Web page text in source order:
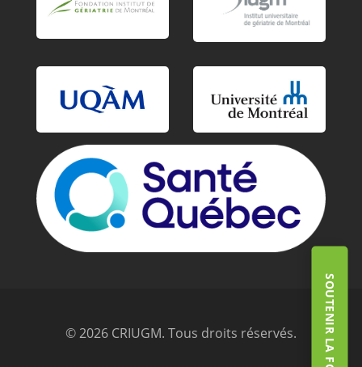
© 2026 CRIUGM. Tous droits réservés.